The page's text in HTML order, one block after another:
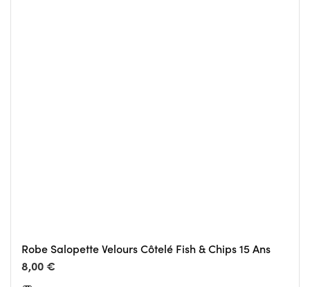
Robe Salopette Velours Côtelé Fish & Chips 15 Ans
8,00 €